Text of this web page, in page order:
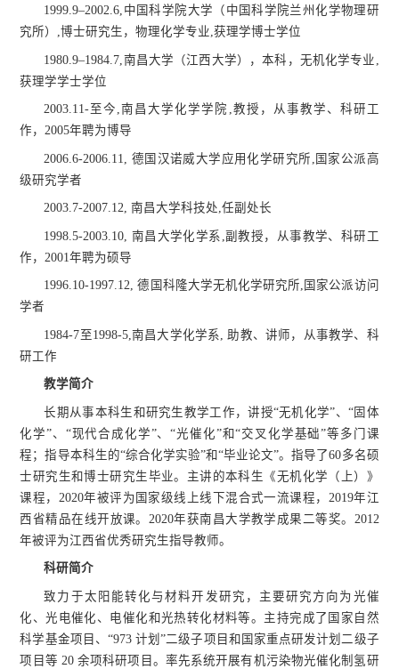
1999.9–2002.6,中国科学院大学（中国科学院兰州化学物理研
究所）,博士研究生，物理化学专业,获理学博士学位
1980.9–1984.7,南昌大学（江西大学），本科，无机化学专业,
获理学学士学位
2003.11-至今,南昌大学化学学院,教授，从事教学、科研工
作，2005年聘为博导
2006.6-2006.11, 德国汉诺威大学应用化学研究所,国家公派高
级研究学者
2003.7-2007.12, 南昌大学科技处,任副处长
1998.5-2003.10, 南昌大学化学系,副教授，从事教学、科研工
作，2001年聘为硕导
1996.10-1997.12, 德国科隆大学无机化学研究所,国家公派访问
学者
1984-7至1998-5,南昌大学化学系, 助教、讲师，从事教学、科
研工作
教学简介
长期从事本科生和研究生教学工作，讲授“无机化学”、“固体
化学”、“现代合成化学”、“光催化”和“交叉化学基础”等多门课
程；指导本科生的“综合化学实验”和“毕业论文”。指导了60多名硕
士研究生和博士研究生毕业。主讲的本科生《无机化学（上）》
课程，2020年被评为国家级线上线下混合式一流课程，2019年江
西省精品在线开放课。2020年获南昌大学教学成果二等奖。2012
年被评为江西省优秀研究生指导教师。
科研简介
致力于太阳能转化与材料开发研究，主要研究方向为光催
化、光电催化、电催化和光热转化材料等。主持完成了国家自然
科学基金项目、“973 计划”二级子项目和国家重点研发计划二级子
项目等 20 余项科研项目。率先系统开展有机污染物光催化制氢研